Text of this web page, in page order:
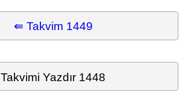
⇚ Takvim 1449
Takvimi Yazdır 1448